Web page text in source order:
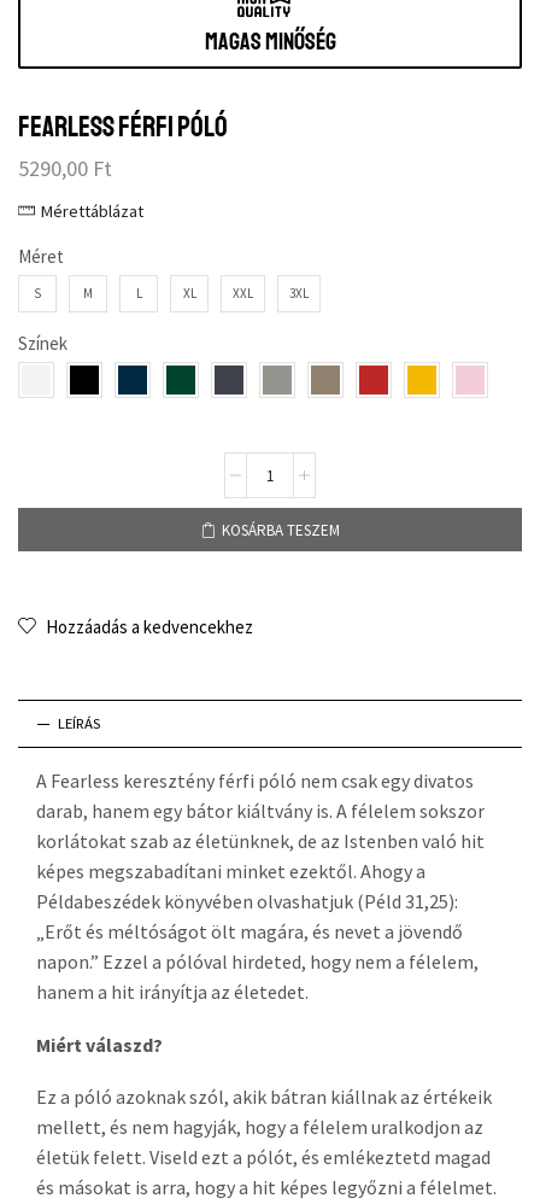
Magas minőség
Fearless férfi póló
5290,00 Ft
Mérettáblázat
Méret
S M L XL XXL 3XL
Színek
KOSÁRBA TESZEM
Hozzáadás a kedvencekhez
LEÍRÁS
A Fearless keresztény férfi póló nem csak egy divatos
darab, hanem egy bátor kiáltvány is. A félelem sokszor
korlátokat szab az életünknek, de az Istenben való hit
képes megszabadítani minket ezektől. Ahogy a
Példabeszédek könyvében olvashatjuk (Péld 31,25):
„Erőt és méltóságot ölt magára, és nevet a jövendő
napon.” Ezzel a pólóval hirdeted, hogy nem a félelem,
hanem a hit irányítja az életedet.
Miért válaszd?
Ez a póló azoknak szól, akik bátran kiállnak az értékeik
mellett, és nem hagyják, hogy a félelem uralkodjon az
életük felett. Viseld ezt a pólót, és emlékeztetd magad
és másokat is arra, hogy a hit képes legyőzni a félelmet.